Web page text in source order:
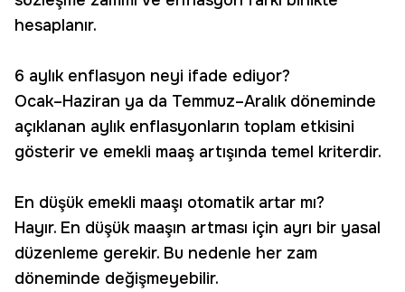
hesaplanır.
6 aylık enflasyon neyi ifade ediyor?
Ocak–Haziran ya da Temmuz–Aralık döneminde
açıklanan aylık enflasyonların toplam etkisini
gösterir ve emekli maaş artışında temel kriterdir.
En düşük emekli maaşı otomatik artar mı?
Hayır. En düşük maaşın artması için ayrı bir yasal
düzenleme gerekir. Bu nedenle her zam
döneminde değişmeyebilir.